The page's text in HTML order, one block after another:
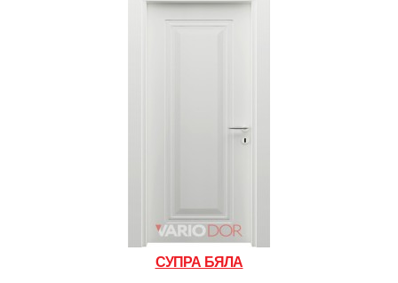
СУПРА БЯЛА